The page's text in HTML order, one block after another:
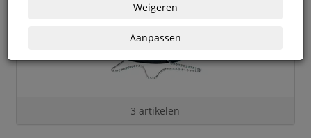
3 artikelen
Weigeren
Aanpassen